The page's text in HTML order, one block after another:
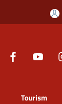
Tourism